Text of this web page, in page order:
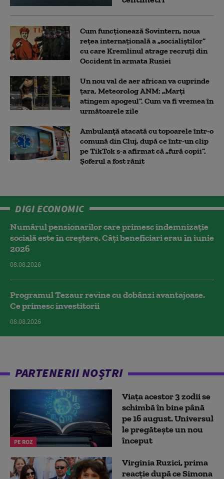
Cum funcționează Sovintern, noua
rețea internațională a „socialiștilor”
cu care Kremlinul atrage recruți din
Occident în armata Rusiei
Un nou val de aer african va cuprinde
țara. Meteorolog ANM: „Marți
atingem apogeul”. Cum va fi vremea în
următoarele zile
Ambulanţă atacată cu topoarele într-o
comună din Cluj, după ce într-un clip
pe TikTok s-a afirmat că „fură copii”.
Șoferul a fost rănit
DIGI ECONOMIC
Numărul pensionarilor care primesc indemnizaţie
socială este în creștere. Câți beneficiari erau în iunie
2026
08.08.2026
Programul Tezaur revine cu dobânzi avantajoase.
Ce primesc investitorii
08.08.2026
PARTENERII NOȘTRI
PE ROZ
Viața acestor 3 zodii se
schimbă în bine până
pe 16 august. Universul
le pregătește un nou
început
Virginia Ruzici, prima
reacție după ce Simona